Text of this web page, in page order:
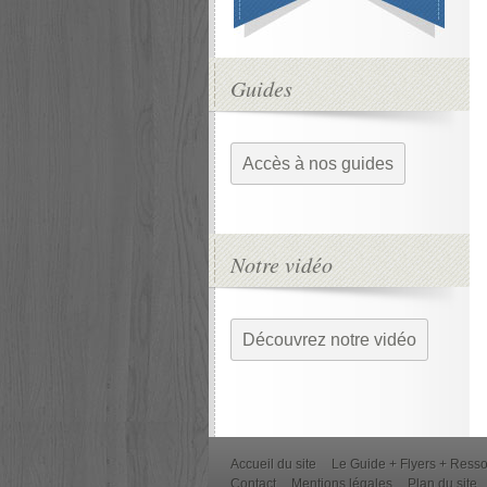
Guides
Accès à nos guides
Notre vidéo
Découvrez notre vidéo
Accueil du site
Le Guide + Flyers +
Contact
Mentions légales Plan du site